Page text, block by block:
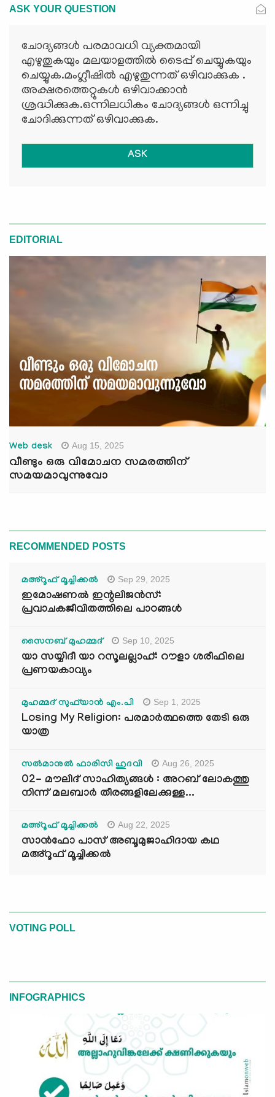
ASK YOUR QUESTION
ചോദ്യങ്ങള്‍ പരമാവധി വ്യക്തമായി
എഴുതുകയും മലയാളത്തില്‍ ടൈപ്പ് ചെയ്യുകയും
ചെയ്യുക.മംഗ്ലീഷില്‍ എഴുതുന്നത് ഒഴിവാക്കുക .
അക്ഷരത്തെറ്റുകള്‍ ഒഴിവാക്കാന്‍
ശ്രദ്ധിക്കുക.ഒന്നിലധികം ചോദ്യങ്ങള്‍ ഒന്നിച്ചു
ചോദിക്കുന്നത് ഒഴിവാക്കുക.
ASK
EDITORIAL
Web desk Aug 15, 2025
വീണ്ടും ഒരു വിമോചന സമരത്തിന്
സമയമാവുന്നുവോ
RECOMMENDED POSTS
മഅ്റൂഫ് മൂച്ചിക്കല്‍ Sep 29, 2025
ഇമോഷണൽ ഇന്റലിജൻസ്:
പ്രവാചകജീവിതത്തിലെ പാഠങ്ങൾ
സൈനബ് മുഹമ്മദ് Sep 10, 2025
യാ സയ്യിദീ യാ റസൂലല്ലാഹ്: റൗളാ ശരീഫിലെ
പ്രണയകാവ്യം
മുഹമ്മദ് സുഫ്‌യാൻ എം.പി Sep 1, 2025
Losing My Religion: പരമാർത്ഥത്തെ തേടി ഒരു
യാത്ര
സൽമാനുൽ ഫാരിസി ഹുദവി Aug 26, 2025
02- മൗലിദ് സാഹിത്യങ്ങൾ : അറബ് ലോകത്തു
നിന്ന് മലബാർ തീരങ്ങളിലേക്കുള്ള...
മഅ്റൂഫ് മൂച്ചിക്കല്‍ Aug 22, 2025
സാൻഫോ പാസ് അബൂമുജാഹിദായ കഥ
മഅ്റൂഫ് മൂച്ചിക്കല്‍
VOTING POLL
INFOGRAPHICS